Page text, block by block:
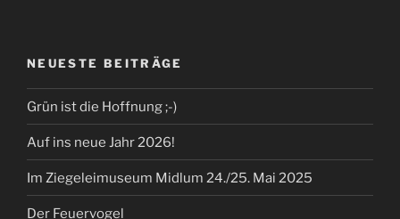
NEUESTE BEITRÄGE
Grün ist die Hoffnung ;-)
Auf ins neue Jahr 2026!
Im Ziegeleimuseum Midlum 24./25. Mai 2025
Der Feuervogel